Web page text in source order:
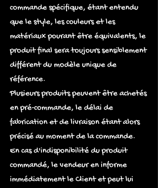
commande spécifique, étant entendu
que le style, les couleurs et les
matériaux pourant être équivalents, le
produit final sera toujours sensiblement
différent du modèle unique de
référence.
Plusieurs produits peuvent être achetés
en pré-commande, le délai de
fabrication et de livraison étant alors
précisé au moment de la commande.
En cas d'indisponibilité du produit
commandé, le vendeur en informe
immédiatement le Client et peut lui